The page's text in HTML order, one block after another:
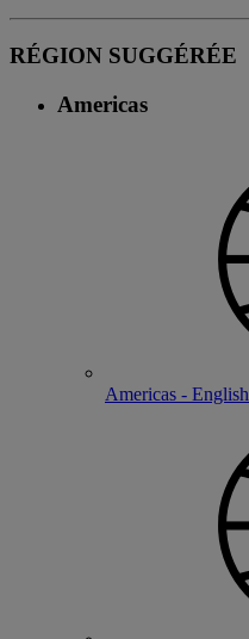
RÉGION SUGGÉRÉE
Americas
Americas - English